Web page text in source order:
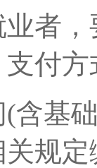
者
付
含基
规定